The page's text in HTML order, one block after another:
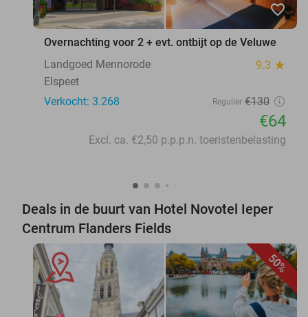
favorite_border
Overnachting voor 2 + evt. ontbijt op de Veluwe
Landgoed Mennorode
9.3 star
Elspeet
Verkocht: 3.268
Regulier €130
€64
Excl. ca. €2,50 p.p.p.n. toeristenbelasting
Deals in de buurt van Hotel Novotel Ieper
Centrum Flanders Fields
50%